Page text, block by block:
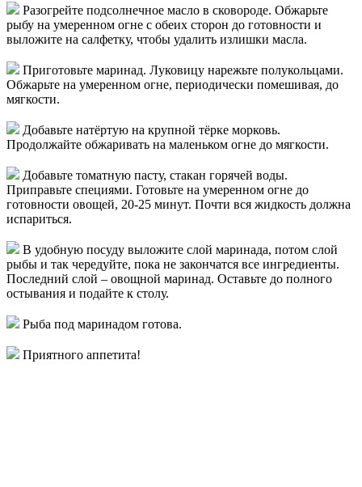
Разогрейте подсолнечное масло в сковороде. Обжарьте
рыбу на умеренном огне с обеих сторон до готовности и
выложите на салфетку, чтобы удалить излишки масла.
Приготовьте маринад. Луковицу нарежьте полукольцами.
Обжарьте на умеренном огне, периодически помешивая, до
мягкости.
Добавьте натёртую на крупной тёрке морковь.
Продолжайте обжаривать на маленьком огне до мягкости.
Добавьте томатную пасту, стакан горячей воды.
Приправьте специями. Готовьте на умеренном огне до
готовности овощей, 20-25 минут. Почти вся жидкость должна
испариться.
В удобную посуду выложите слой маринада, потом слой
рыбы и так чередуйте, пока не закончатся все ингредиенты.
Последний слой – овощной маринад. Оставьте до полного
остывания и подайте к столу.
Рыба под маринадом готова.
Приятного аппетита!